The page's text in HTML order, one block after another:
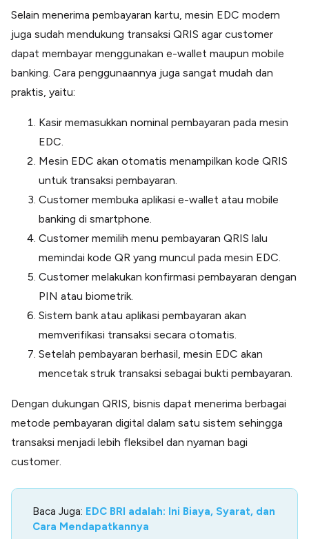
Selain menerima pembayaran kartu, mesin EDC modern
juga sudah mendukung transaksi QRIS agar customer
dapat membayar menggunakan e-wallet maupun mobile
banking. Cara penggunaannya juga sangat mudah dan
praktis, yaitu:
Kasir memasukkan nominal pembayaran pada mesin
EDC.
Mesin EDC akan otomatis menampilkan kode QRIS
untuk transaksi pembayaran.
Customer membuka aplikasi e-wallet atau mobile
banking di smartphone.
Customer memilih menu pembayaran QRIS lalu
memindai kode QR yang muncul pada mesin EDC.
Customer melakukan konfirmasi pembayaran dengan
PIN atau biometrik.
Sistem bank atau aplikasi pembayaran akan
memverifikasi transaksi secara otomatis.
Setelah pembayaran berhasil, mesin EDC akan
mencetak struk transaksi sebagai bukti pembayaran.
Dengan dukungan QRIS, bisnis dapat menerima berbagai
metode pembayaran digital dalam satu sistem sehingga
transaksi menjadi lebih fleksibel dan nyaman bagi
customer.
Baca Juga: EDC BRI adalah: Ini Biaya, Syarat, dan
Cara Mendapatkannya